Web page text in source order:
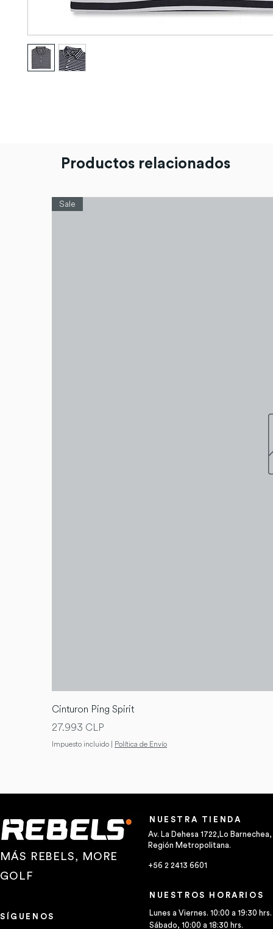
Productos relacionados
Sale
Cinturon Ping Spirit
Precio
27.993 CLP
Impuesto incluido | Política de Envío
MÁS REBELS, MORE
GOLF
SÍGUENOS
NUESTRA TIENDA
Av. La Dehesa 1722,Lo Barnechea,
Región Metropolitana.
+56 2 2413 6601
NUESTROS HORARIOS
Lunes a Viernes. 10:00 a 19:30 hrs.
Sábado, 10:00 a 18:30 hrs.